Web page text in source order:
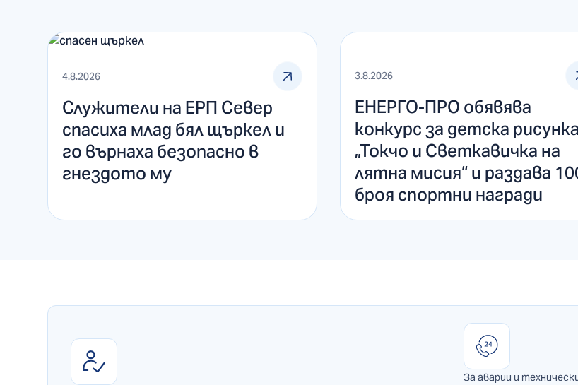
4.8.2026
Служители на ЕРП Север
спасиха млад бял щъркел и
го върнаха безопасно в
гнездото му
3.8.2026
ЕНЕРГО-ПРО обявява
конкурс за детска рисунка
„Токчо и Светкавичка на
лятна мисия“ и раздава
броя спортни награди
За аварии и